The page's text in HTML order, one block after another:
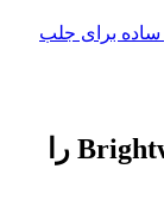
ساده برای جلب
کمپانی برایت ول Brightwell Aquatics را